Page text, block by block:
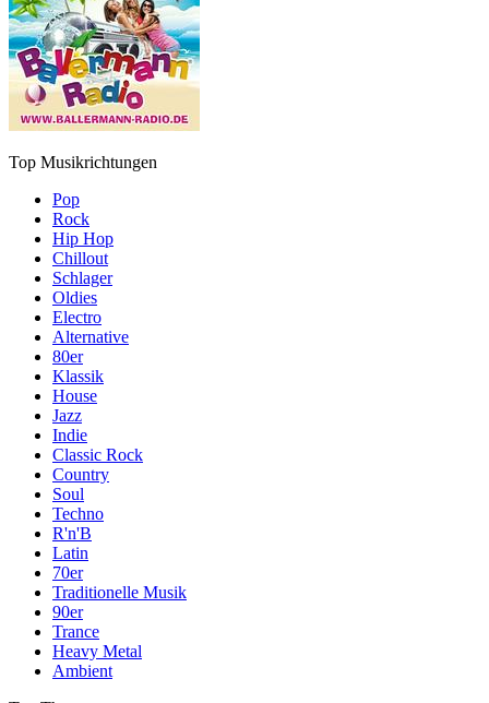
Top Musikrichtungen
Pop
Rock
Hip Hop
Chillout
Schlager
Oldies
Electro
Alternative
80er
Klassik
House
Jazz
Indie
Classic Rock
Country
Soul
Techno
R'n'B
Latin
70er
Traditionelle Musik
90er
Trance
Heavy Metal
Ambient